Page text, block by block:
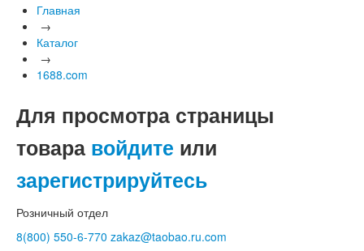
Главная
→
Каталог
→
1688.com
Для просмотра страницы
товара войдите или
зарегистрируйтесь
Розничный отдел
8(800) 550-6-770 zakaz@taobao.ru.com